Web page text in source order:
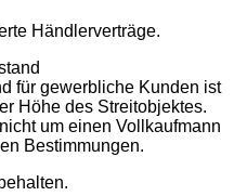
Händlerverträge.
für gewerbliche Kunden ist
Höhe des Streitobjektes.
um einen Vollkaufmann
Bestimmungen.